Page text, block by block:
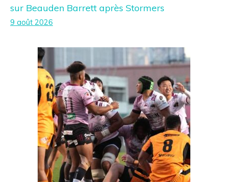
sur Beauden Barrett après Stormers
9 août 2026